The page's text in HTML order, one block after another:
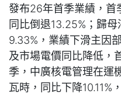
發布26年首季業績，首
同比倒退13.25%；歸
9.33%，業績下滑主因
及市場電價同比降低，
季，中廣核電管理在運
瓦時，同比下降10.11%